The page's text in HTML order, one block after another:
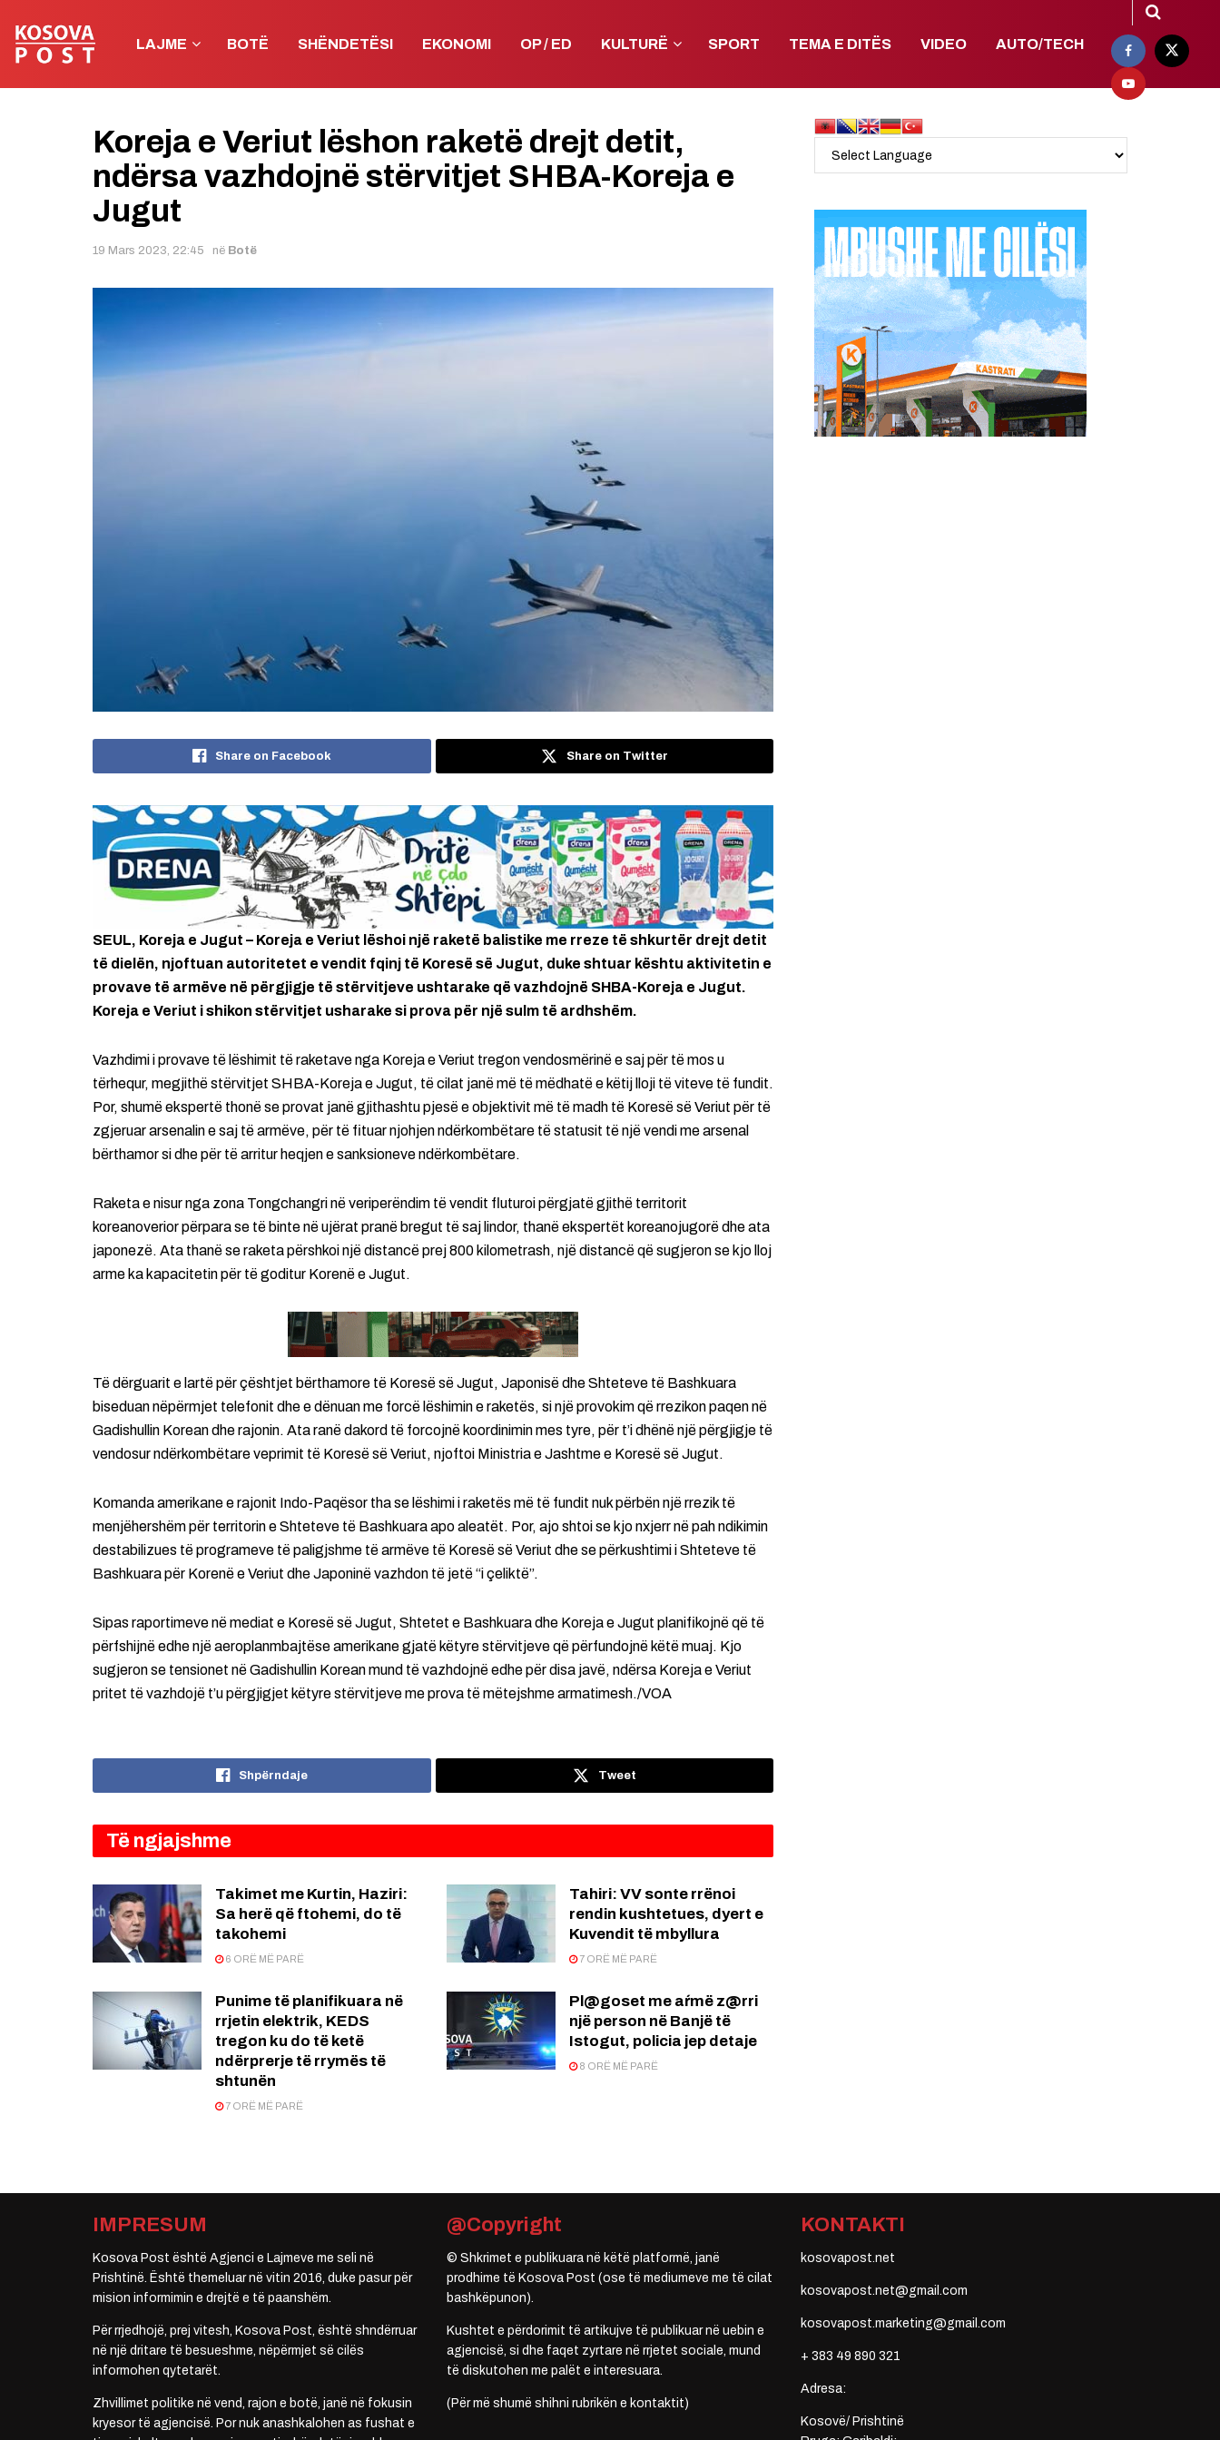
LAJME BOTË SHËNDETËSI EKONOMI OP / ED KULTURË SPORT TEMA E DITËS VIDEO AUTO/TECH
Koreja e Veriut lëshon raketë drejt detit,
ndërsa vazhdojnë stërvitjet SHBA-Koreja e
Jugut
19 Mars 2023, 22:45 në Botë
Share on Facebook Share on Twitter
SEUL, Koreja e Jugut – Koreja e Veriut lëshoi një raketë balistike me rreze të shkurtër drejt detit
të dielën, njoftuan autoritetet e vendit fqinj të Koresë së Jugut, duke shtuar kështu aktivitetin e
provave të armëve në përgjigje të stërvitjeve ushtarake që vazhdojnë SHBA-Koreja e Jugut.
Koreja e Veriut i shikon stërvitjet usharake si prova për një sulm të ardhshëm.
Vazhdimi i provave të lëshimit të raketave nga Koreja e Veriut tregon vendosmërinë e saj për të mos u
tërhequr, megjithë stërvitjet SHBA-Koreja e Jugut, të cilat janë më të mëdhatë e këtij lloji të viteve të fundit.
Por, shumë ekspertë thonë se provat janë gjithashtu pjesë e objektivit më të madh të Koresë së Veriut për të
zgjeruar arsenalin e saj të armëve, për të fituar njohjen ndërkombëtare të statusit të një vendi me arsenal
bërthamor si dhe për të arritur heqjen e sanksioneve ndërkombëtare.
Raketa e nisur nga zona Tongchangri në veriperëndim të vendit fluturoi përgjatë gjithë territorit
koreanoverior përpara se të binte në ujërat pranë bregut të saj lindor, thanë ekspertët koreanojugorë dhe ata
japonezë. Ata thanë se raketa përshkoi një distancë prej 800 kilometrash, një distancë që sugjeron se kjo lloj
arme ka kapacitetin për të goditur Korenë e Jugut.
Të dërguarit e lartë për çështjet bërthamore të Koresë së Jugut, Japonisë dhe Shteteve të Bashkuara
biseduan nëpërmjet telefonit dhe e dënuan me forcë lëshimin e raketës, si një provokim që rrezikon paqen në
Gadishullin Korean dhe rajonin. Ata ranë dakord të forcojnë koordinimin mes tyre, për t’i dhënë një përgjigje të
vendosur ndërkombëtare veprimit të Koresë së Veriut, njoftoi Ministria e Jashtme e Koresë së Jugut.
Komanda amerikane e rajonit Indo-Paqësor tha se lëshimi i raketës më të fundit nuk përbën një rrezik të
menjëhershëm për territorin e Shteteve të Bashkuara apo aleatët. Por, ajo shtoi se kjo nxjerr në pah ndikimin
destabilizues të programeve të paligjshme të armëve të Koresë së Veriut dhe se përkushtimi i Shteteve të
Bashkuara për Korenë e Veriut dhe Japoninë vazhdon të jetë “i çeliktë”.
Sipas raportimeve në mediat e Koresë së Jugut, Shtetet e Bashkuara dhe Koreja e Jugut planifikojnë që të
përfshijnë edhe një aeroplanmbajtëse amerikane gjatë këtyre stërvitjeve që përfundojnë këtë muaj. Kjo
sugjeron se tensionet në Gadishullin Korean mund të vazhdojnë edhe për disa javë, ndërsa Koreja e Veriut
pritet të vazhdojë t’u përgjigjet këtyre stërvitjeve me prova të mëtejshme armatimesh./VOA
Shpërndaje Tweet
Të ngjajshme
Takimet me Kurtin, Haziri:
Sa herë që ftohemi, do të
takohemi
6 ORË MË PARË
Tahiri: VV sonte rrënoi
rendin kushtetues, dyert e
Kuvendit të mbyllura
7 ORË MË PARË
Punime të planifikuara në
rrjetin elektrik, KEDS
tregon ku do të ketë
ndërprerje të rrymës të
shtunën
7 ORË MË PARË
Pl@goset me aŕmë z@rri
një person në Banjë të
Istogut, policia jep detaje
8 ORË MË PARË
IMPRESUM
Kosova Post është Agjenci e Lajmeve me seli në
Prishtinë. Është themeluar në vitin 2016, duke pasur për
mision informimin e drejtë e të paanshëm.
Për rrjedhojë, prej vitesh, Kosova Post, është shndërruar
në një dritare të besueshme, nëpërmjet së cilës
informohen qytetarët.
Zhvillimet politike në vend, rajon e botë, janë në fokusin
kryesor të agjencisë. Por nuk anashkalohen as fushat e
@Copyright
© Shkrimet e publikuara në këtë platformë, janë
prodhime të Kosova Post (ose të mediumeve me të cilat
bashkëpunon).
Kushtet e përdorimit të artikujve të publikuar në uebin e
agjencisë, si dhe faqet zyrtare në rrjetet sociale, mund
të diskutohen me palët e interesuara.
(Për më shumë shihni rubrikën e kontaktit)
KONTAKTI
kosovapost.net
kosovapost.net@gmail.com
kosovapost.marketing@gmail.com
+ 383 49 890 321
Adresa:
Kosovë/ Prishtinë